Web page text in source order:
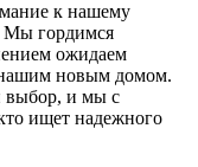
к нашему
Мы гордимся
ожидаем
нашим новым домом.
выбор, и мы с
ищет надежного